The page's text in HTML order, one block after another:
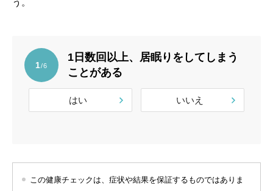
う。
1/6
1日数回以上、居眠りをしてしまう
ことがある
はい いいえ
この健康チェックは、症状や結果を保証するものではありま